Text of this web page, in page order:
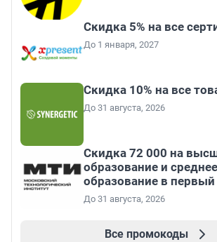
Скидка 5% на все
До 1 января, 2027
Скидка 10% на все
До 31 августа, 2026
Скидка 72 000 на
образование и
образование в первый
До 31 августа, 2026
Все промокоды